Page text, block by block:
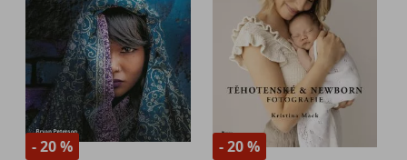
- 20 % - 20 %